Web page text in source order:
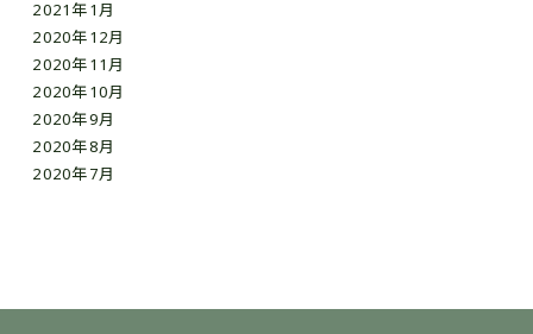
2021年1月
2020年12月
2020年11月
2020年10月
2020年9月
2020年8月
2020年7月